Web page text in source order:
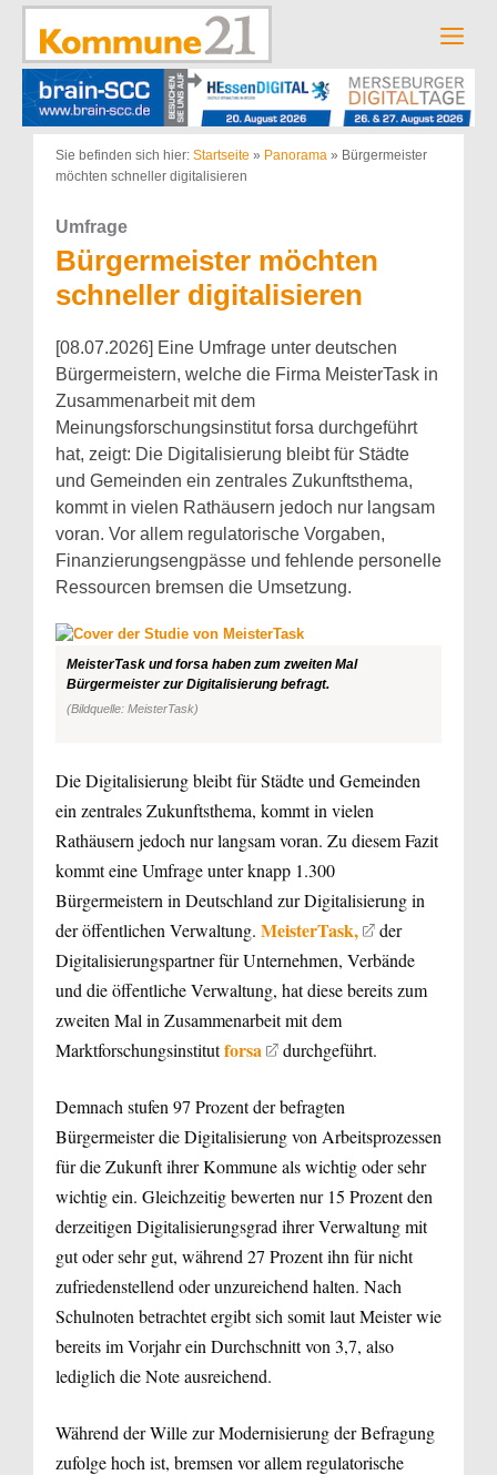
Zum
springen
Sie befinden sich hier: Startseite » Panorama » Bürgermeister
möchten schneller digitalisieren
Umfrage
Bürgermeister möchten
schneller digitalisieren
[08.07.2026] Eine Umfrage unter deutschen
Bürgermeistern, welche die Firma MeisterTask in
Zusammenarbeit mit dem
Meinungsforschungsinstitut forsa durchgeführt
hat, zeigt: Die Digitalisierung bleibt für Städte
und Gemeinden ein zentrales Zukunftsthema,
kommt in vielen Rathäusern jedoch nur langsam
voran. Vor allem regulatorische Vorgaben,
Finanzierungsengpässe und fehlende personelle
Ressourcen bremsen die Umsetzung.
MeisterTask und forsa haben zum zweiten Mal
Bürgermeister zur Digitalisierung befragt.
(Bildquelle: MeisterTask)
Die Digitalisierung bleibt für Städte und Gemeinden
ein zentrales Zukunftsthema, kommt in vielen
Rathäusern jedoch nur langsam voran. Zu diesem Fazit
kommt eine Umfrage unter knapp 1.300
Bürgermeistern in Deutschland zur Digitalisierung in
der öffentlichen Verwaltung. MeisterTask,
der
Digitalisierungspartner für Unternehmen, Verbände
und die öffentliche Verwaltung, hat diese bereits zum
zweiten Mal in Zusammenarbeit mit dem
Marktforschungsinstitutforsa durchgeführt.
Demnach stufen 97 Prozent der befragten
Bürgermeister die Digitalisierung von Arbeitsprozessen
für die Zukunft ihrer Kommune als wichtig oder sehr
wichtig ein. Gleichzeitig bewerten nur 15 Prozent den
derzeitigen Digitalisierungsgrad ihrer Verwaltung mit
gut oder sehr gut, während 27 Prozent ihn für nicht
zufriedenstellend oder unzureichend halten. Nach
Schulnoten betrachtet ergibt sich somit laut Meister wie
bereits im Vorjahr ein Durchschnitt von 3,7, also
lediglich die Note ausreichend.
Während der Wille zur Modernisierung der Befragung
zufolge hoch ist, bremsen vor allem regulatorische